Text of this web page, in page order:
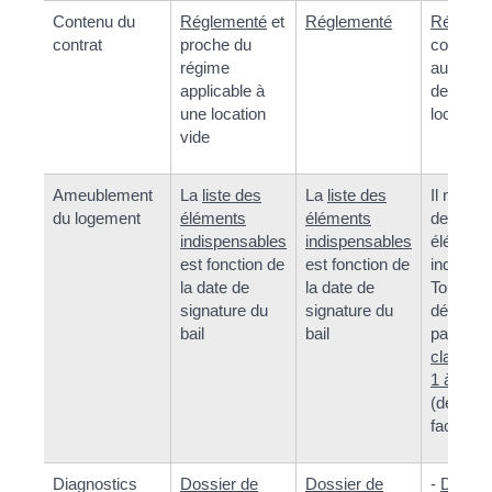
Contenu du
contrat
Réglementé et
proche du
régime
applicable à
une location
vide
Réglementé
aux
de cette
location.
Ameublement
du logement
La liste des
éléments
indispensables
est fonction de
la date de
signature du
bail
La liste des
éléments
indispensables
est fonction de
la date de
signature du
bail
Il
de liste
partie le
1 à 5
Diagnostics
Dossier de
Dossier de
-